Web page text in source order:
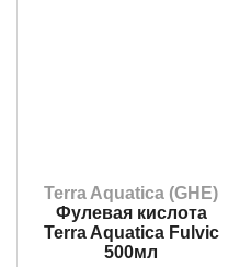
Terra Aquatica (GHE)
Фулевая кислота
Terra Aquatica Fulvic
500мл